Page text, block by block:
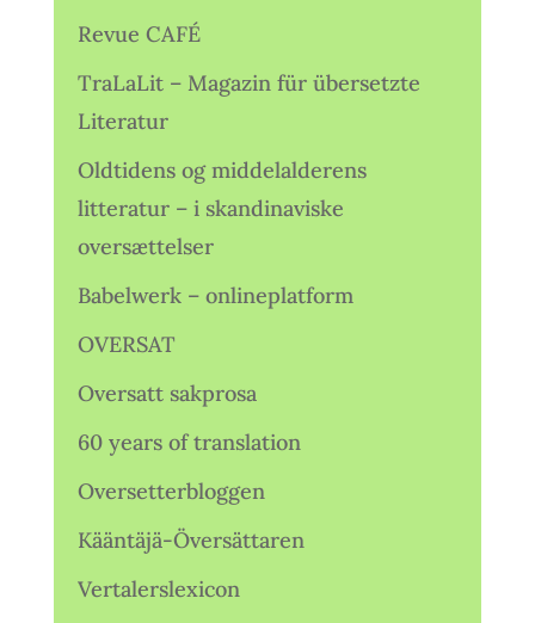
Revue CAFÉ
TraLaLit – Magazin für übersetzte
Literatur
Oldtidens og middelalderens
litteratur – i skandinaviske
oversættelser
Babelwerk – onlineplatform
OVERSAT
Oversatt sakprosa
60 years of translation
Oversetterbloggen
Kääntäjä-Översättaren
Vertalerslexicon